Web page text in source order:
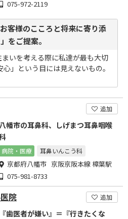
075-972-2119
客様のこころと将来に寄り添
をご提案。
いを考える際に私達が最も大切
」という目には見えないもの。
追加
八幡市の耳鼻科、しげまつ耳鼻咽喉
病院・医療 耳鼻いんこう科
京都府八幡市 京阪京阪本線 樟葉駅
075-981-8733
院 追加
『歯医者が嫌い』＝『行きたくな